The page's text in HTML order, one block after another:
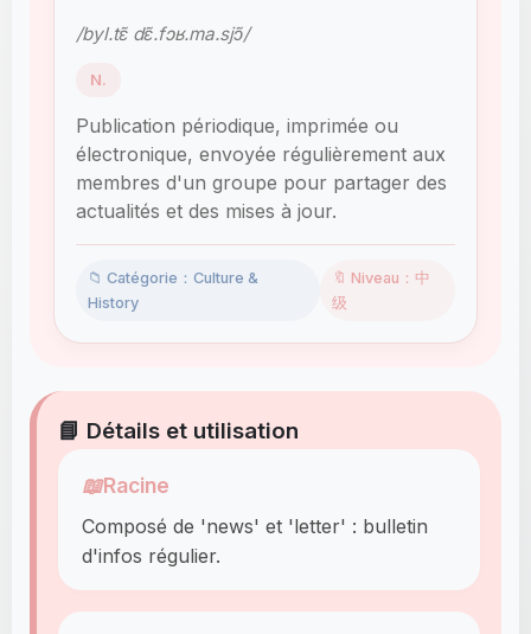
/byl.tɛ̃ dɛ̃.fɔʁ.ma.sjɔ̃/
N.
Publication périodique, imprimée ou
électronique, envoyée régulièrement aux
membres d'un groupe pour partager des
actualités et des mises à jour.
📁 Catégorie：Culture &
History
🔖 Niveau：中
级
📘 Détails et utilisation
📖Racine
Composé de 'news' et 'letter' : bulletin
d'infos régulier.